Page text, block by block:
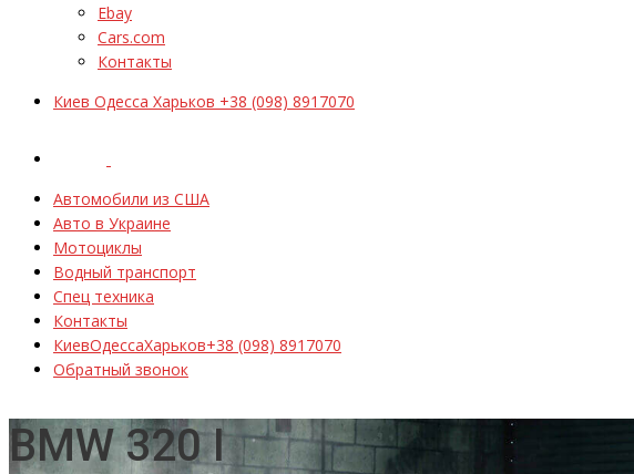
Ebay
Cars.com
Контакты
Киев Одесса Харьков +38 (098) 8917070
Автомобили из США
Авто в Украине
Мотоциклы
Водный транспорт
Спец техника
Контакты
КиевОдессаХарьков+38 (098) 8917070
Обратный звонок
BMW 320 I